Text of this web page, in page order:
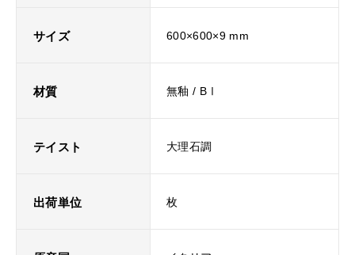
サイズ 600×600×9 mm
材質 無釉 / BⅠ
テイスト 大理石調
出荷単位 枚